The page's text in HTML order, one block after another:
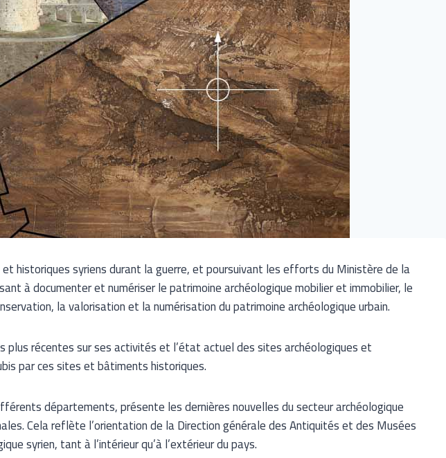
historiques syriens durant la guerre, et poursuivant les efforts du Ministère de la
à documenter et numériser le patrimoine archéologique mobilier et immobilier, le
la valorisation et la numérisation du patrimoine archéologique urbain.
plus récentes sur ses activités et l’état actuel des sites archéologiques et
par ces sites et bâtiments historiques.
départements, présente les dernières nouvelles du secteur archéologique
Cela reflète l’orientation de la Direction générale des Antiquités et des Musées
syrien, tant à l’intérieur qu’à l’extérieur du pays.